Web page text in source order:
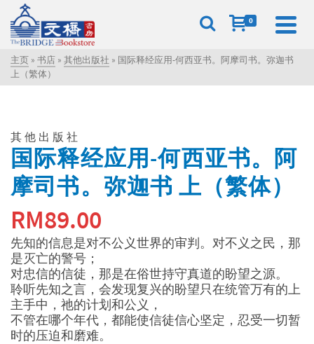
0
主页 » 书店 » 其他出版社 » 国际释经应用-何西亚书。阿摩司书。弥迦书
上（繁体）
其他出版社
国际释经应用-何西亚书。阿
摩司书。弥迦书 上（繁体）
RM89.00
先知的信息是对不公义世界的审判。对不义之民，那
是灭亡的警号；
对忠信的信徒，那是在俗世持守真道的盼望之源。
聆听先知之言，会发现复兴的盼望只在统管万有的上
主手中，祂的计划和公义，
不管在哪个年代，都能使信徒信心坚定，忍受一切暂
时的压迫和磨难。